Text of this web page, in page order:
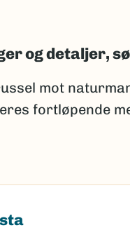
og detaljer,
mot
fortløpende